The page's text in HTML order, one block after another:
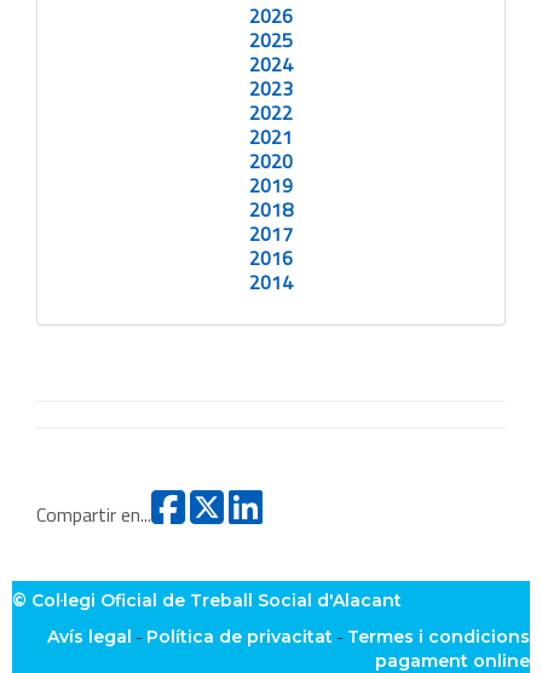
2026
2025
2024
2023
2022
2021
2020
2019
2018
2017
2016
2014
Compartir en...
© Col·legi Oficial de Treball Social d'Alacant
Avís legal - Política de privacitat - Termes i condicions
pagament online